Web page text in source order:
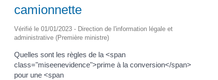
camionnette
Vérifié le 01/01/2023 - Direction de l'information légale et
administrative (Première ministre)
Quelles sont les règles de la <span
class="miseenevidence">prime à la conversion</span>
pour une <span